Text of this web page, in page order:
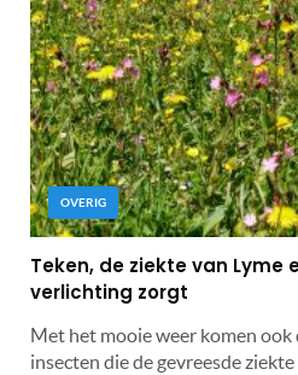
OVERIG
Teken, de ziekte van Lyme
verlichting zorgt
Met het mooie weer komen ook
insecten die de gevreesde